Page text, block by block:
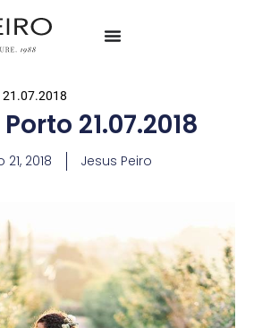
21.07.2018
21.07.2018
21, 2018 Jesus Peiro